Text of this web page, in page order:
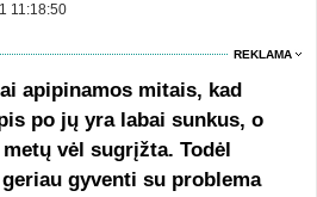
11:18:50
REKLAMA
apipinamos mitais, kad
po jų yra labai sunkus, o
vėl sugrįžta. Todėl
gyventi su problema